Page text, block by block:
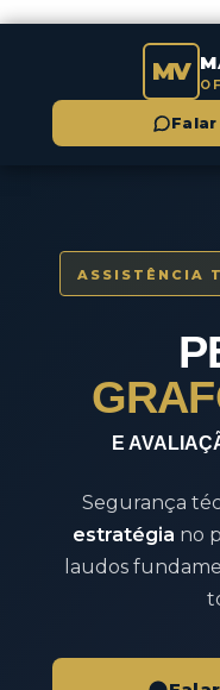
MV
ASSISTÊNCIA
E
Segurança
estratégia no
laudos